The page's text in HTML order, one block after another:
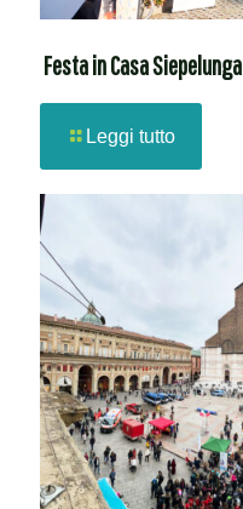
Festa in Casa Siepelunga
Leggi tutto